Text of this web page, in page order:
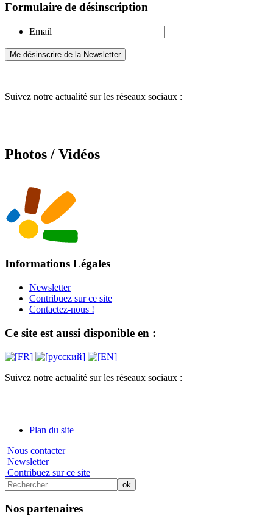
Formulaire de désinscription
Email
Suivez notre actualité sur les réseaux sociaux :
Photos / Vidéos
Informations Légales
Newsletter
Contribuez sur ce site
Contactez-nous !
Ce site est aussi disponible en :
Suivez notre actualité sur les réseaux sociaux :
Plan du site
Nous contacter
Newsletter
Contribuez sur ce site
Nos partenaires